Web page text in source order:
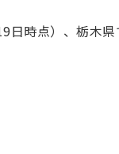
日時点）、栃木